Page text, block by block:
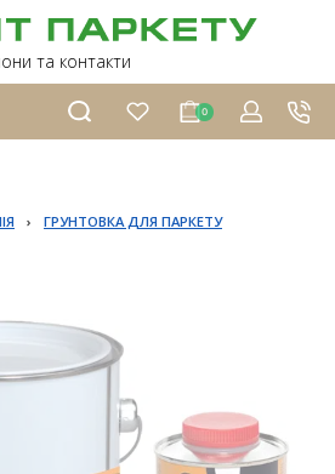
та контакти
0
› ГРУНТОВКА ДЛЯ ПАРКЕТУ